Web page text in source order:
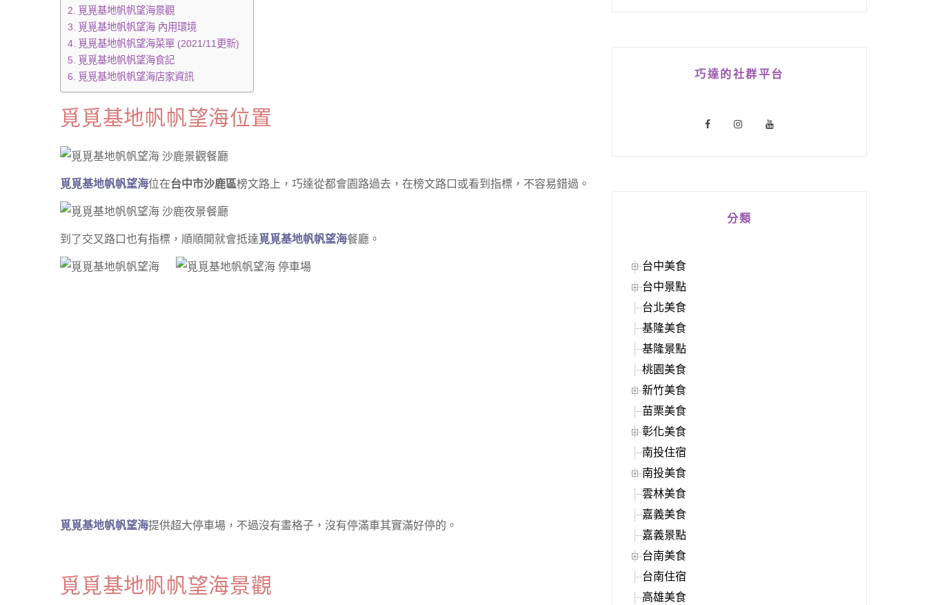
覓覓基地帆帆望海景觀
覓覓基地帆帆望海 內用環境
覓覓基地帆帆望海菜單 (2021/11更新)
覓覓基地帆帆望海食記
覓覓基地帆帆望海店家資訊
覓覓基地帆帆望海位置
覓覓基地帆帆望海位在台中市沙鹿區榜文路上，巧達從都會園路過去，在榜文路口或看到指標，不容易錯過。
到了交叉路口也有指標，順順開就會抵達覓覓基地帆帆望海餐廳。
覓覓基地帆帆望海提供超大停車場，不過沒有畫格子，沒有停滿車其實滿好停的。
覓覓基地帆帆望海景觀
巧達的社群平台
分類
台中美食
台中景點
台北美食
基隆美食
基隆景點
桃園美食
新竹美食
苗栗美食
彰化美食
南投住宿
南投美食
雲林美食
嘉義美食
嘉義景點
台南美食
台南住宿
高雄美食